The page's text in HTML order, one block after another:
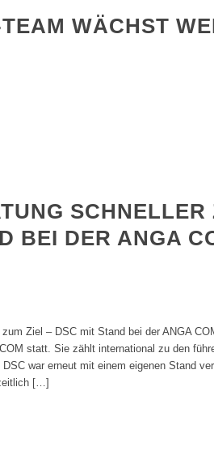
WÄCHST
SCHNELLER
BEI DER ANGA
Ziel – DSC mit Stand bei der ANGA
statt. Sie zählt international zu den
DSC war erneut mit einem eigenen Stand
[…]